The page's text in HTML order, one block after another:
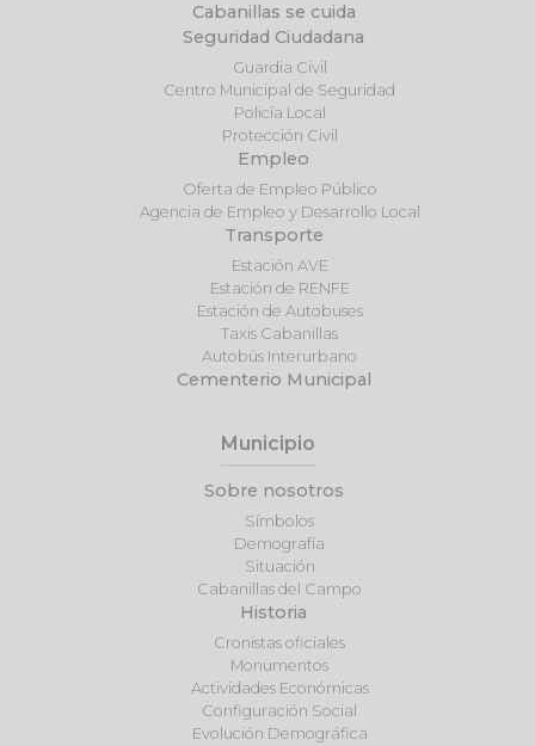
Cabanillas se cuida
Seguridad Ciudadana
Guardia Civil
Centro Municipal de Seguridad
Policía Local
Protección Civil
Empleo
Oferta de Empleo Público
Agencia de Empleo y Desarrollo Local
Transporte
Estación AVE
Estación de RENFE
Estación de Autobuses
Taxis Cabanillas
Autobús Interurbano
Cementerio Municipal
Municipio
Sobre nosotros
Símbolos
Demografía
Situación
Cabanillas del Campo
Historia
Cronistas oficiales
Monumentos
Actividades Económicas
Configuración Social
Evolución Demográfica